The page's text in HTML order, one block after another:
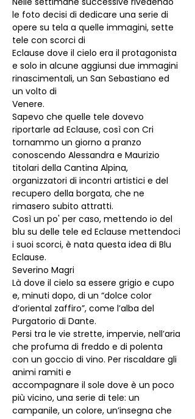
le foto decisi di dedicare una serie di
opere su tela a quelle immagini, sette
tele con scorci di
Eclause dove il cielo era il protagonista
e solo in alcune aggiunsi due immagini
rinascimentali, un San Sebastiano ed
un volto di
Venere.
Sapevo che quelle tele dovevo
riportarle ad Eclause, così con Cri
tornammo un giorno a pranzo
conoscendo Alessandra e Maurizio
titolari della Cantina Alpina,
organizzatori di incontri artistici e del
recupero della borgata, che ne
rimasero subito attratti.
Così un po' per caso, mettendo io del
blu su delle tele ed Eclause mettendoci
i suoi scorci, è nata questa idea di Blu
Eclause.
Severino Magri
Là dove il cielo sa essere grigio e cupo
e, minuti dopo, di un “dolce color
d’oriental zaffiro”, come l’alba del
Purgatorio di Dante.
Persi tra le vie strette, impervie, nell’aria
che profuma di freddo e di polenta
con un goccio di vino. Per riscaldare gli
animi ramiti e
accompagnare il sole dove è un poco
più vicino, una serie di tele: un
campanile, un colore, un’insegna che